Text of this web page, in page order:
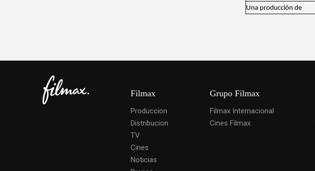
Una producción de
Filmax
Produccion
Distribucion
TV
Cines
Noticias
Grupo Filmax
Filmax Internacional
Cines Filmax